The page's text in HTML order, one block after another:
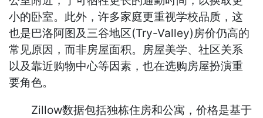
小的卧室。此外，许多家庭更重视学校品质，这
也是巴洛阿图及三谷地区(Try-Valley)房价仍高的
常见原因，而非房屋面积。房屋美学、社区关系
以及靠近购物中心等因素，也在选购房屋扮演重
要角色。
Zillow数据包括独栋住房和公寓，价格是基于